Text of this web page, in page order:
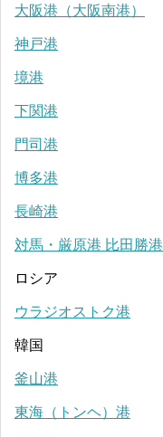
大阪港（大阪南港）
神戸港
境港
下関港
門司港
博多港
長崎港
対馬・厳原港 比田勝港
ロシア
ウラジオストク港
韓国
釜山港
東海（トンヘ）港